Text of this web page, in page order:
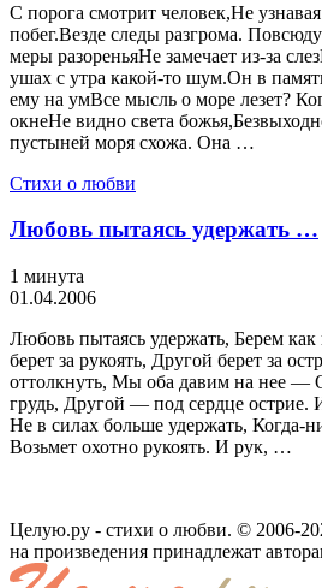
С порога смотрит человек,Не
побег.Везде следы разгрома.
меры разореньяНе замечает из-за
ушах с утра какой-то шум.Он в
ему на умВсе мысль о море лезет?
окнеНе видно света
пустыней моря схожа. Она …
Стихи о любви
Любовь пытаясь удержать …
1 минута
01.04.2006
Любовь пытаясь удержать, Берем
берет за рукоять, Другой берет за
оттолкнуть, Мы оба давим на нее —
грудь, Другой — под сердце острие.
Не в силах больше удержать, Когда-
Возьмет охотно рукоять. И рук, …
Целую.ру - стихи о любви. © 2006-
на произведения принадлежат